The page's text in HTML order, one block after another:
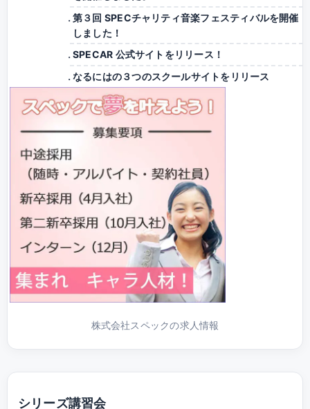
第３回 SPECチャリティ音楽フェスティバルを開催
しました！
SPECAR 公式サイトをリリース！
なるにはの３つのスクールサイトをリリース
株式会社スペックの求人情報
シリーズ講習会